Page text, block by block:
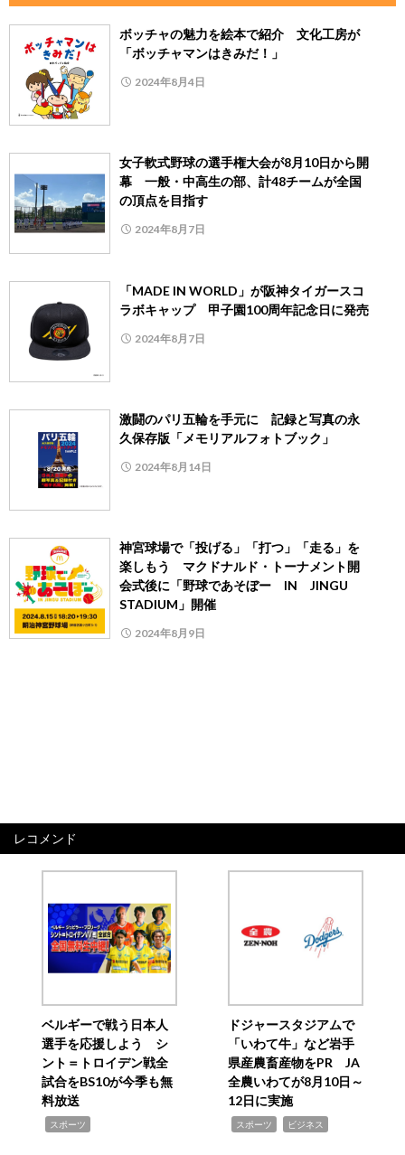
ボッチャの魅力を絵本で紹介 文化工房が
「ボッチャマンはきみだ！」
2024年8月4日
女子軟式野球の選手権大会が8月10日から開
幕 一般・中高生の部、計48チームが全国
の頂点を目指す
2024年8月7日
「MADE IN WORLD」が阪神タイガースコ
ラボキャップ 甲子園100周年記念日に発売
2024年8月7日
激闘のパリ五輪を手元に 記録と写真の永
久保存版「メモリアルフォトブック」
2024年8月14日
神宮球場で「投げる」「打つ」「走る」を
楽しもう マクドナルド・トーナメント開
会式後に「野球であそぼー IN JINGU
STADIUM」開催
2024年8月9日
レコメンド
ベルギーで戦う日本人
選手を応援しよう シ
ント＝トロイデン戦全
試合をBS10が今季も無
料放送
スポーツ
ドジャースタジアムで
「いわて牛」など岩手
県産農畜産物をPR JA
全農いわてが8月10日～
12日に実施
スポーツ ビジネス